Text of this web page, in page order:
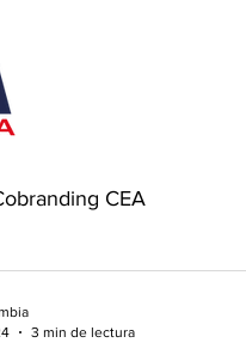
CEA
3 min de lectura